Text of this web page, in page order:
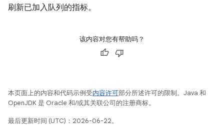
刷新已加入队列的指标。
该内容对您有帮助吗？
本页面上的内容和代码示例受内容许可部分所述许可的限制。Java 和
OpenJDK 是 Oracle 和/或其关联公司的注册商标。
最后更新时间 (UTC)：2026-06-22。